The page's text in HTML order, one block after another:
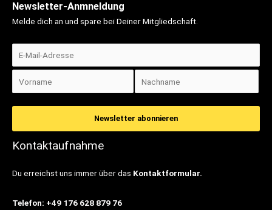
Newsletter-Anmneldung
Melde dich an und spare bei Deiner Mitgliedschaft.
Kontaktaufnahme
Du erreichst uns immer über das Kontaktformular.
Telefon: +49 176 628 879 76